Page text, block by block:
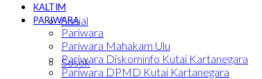
Sosial
Sosok
KALTIM
PARIWARA
Pariwara
Pariwara Mahakam Ulu
Pariwara Diskominfo Kutai Kartanegara
Pariwara DPMD Kutai Kartanegara